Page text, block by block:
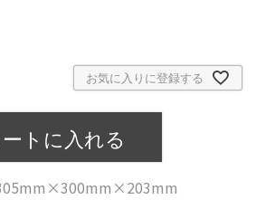
お気に入りに登録する
トに入れる